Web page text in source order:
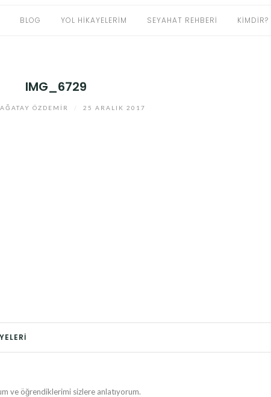
BLOG YOL HIKAYELERIM SEYAHAT REHBERI KIMDIR?
IMG_6729
ÖZDEMIR 25 ARALIK 2017
ve öğrendiklerimi sizlere anlatıyorum.